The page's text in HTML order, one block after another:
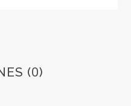
(0)